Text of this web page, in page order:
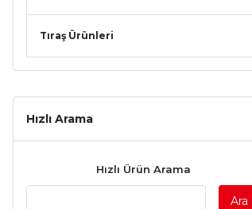
Tıraş Ürünleri
Hızlı Arama
Hızlı Ürün Arama
Ara